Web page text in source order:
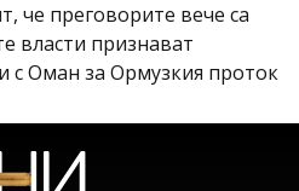
че преговорите вече са
власти признават
с Оман за Ормузкия проток